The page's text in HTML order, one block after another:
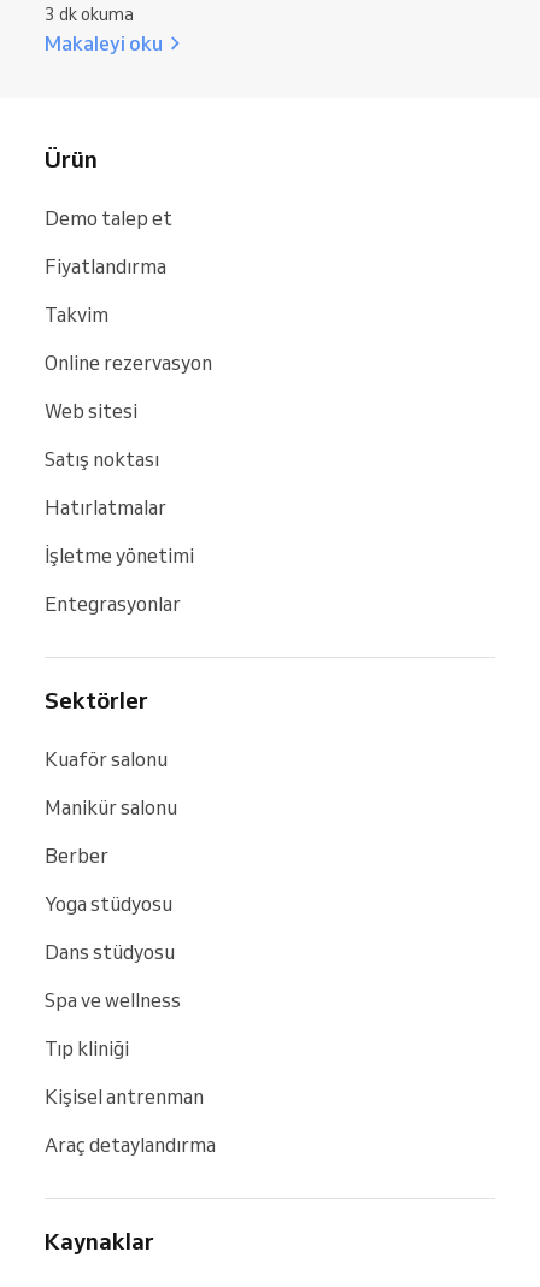
3 dk okuma
Makaleyi oku
Ürün
Demo talep et
Fiyatlandırma
Takvim
Online rezervasyon
Web sitesi
Satış noktası
Hatırlatmalar
İşletme yönetimi
Entegrasyonlar
Sektörler
Kuaför salonu
Manikür salonu
Berber
Yoga stüdyosu
Dans stüdyosu
Spa ve wellness
Tıp kliniği
Kişisel antrenman
Araç detaylandırma
Kaynaklar